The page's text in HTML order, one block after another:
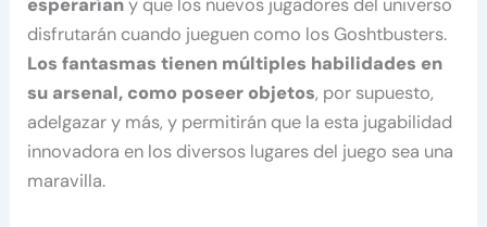
esperaríany que los nuevos jugadores del universo
disfrutarán cuando jueguen como los Goshtbusters.
Los fantasmas tienen múltiples habilidades en
su arsenal, como poseer objetos, por supuesto,
adelgazar y más, y permitirán que la esta jugabilidad
innovadora en los diversos lugares del juego sea una
maravilla.